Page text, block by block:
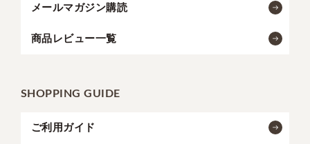
メールマガジン購読
商品レビュー一覧
SHOPPING GUIDE
ご利用ガイド